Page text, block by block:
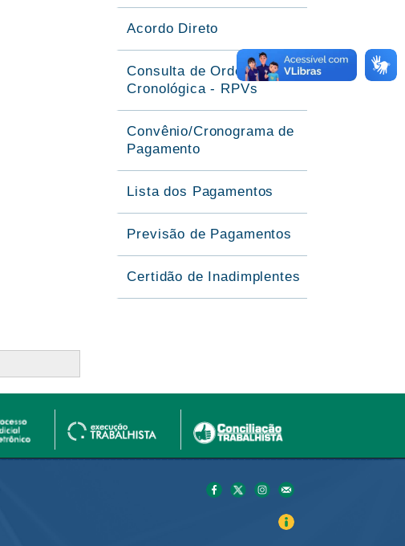
Acordo Direto
Consulta de Ordem
Cronológica - RPVs
Convênio/Cronograma de
Pagamento
Lista dos Pagamentos
Previsão de Pagamentos
Certidão de Inadimplentes